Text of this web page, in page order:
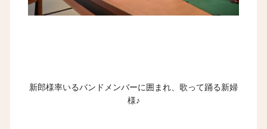
新郎様率いるバンドメンバーに囲まれ、歌って踊る新婦
様♪